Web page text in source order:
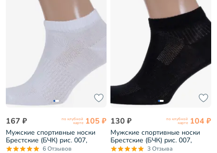
167 ₽ по клубной
карте 105 ₽
Мужские спортивные носки
Брестские (БЧК) рис. 007,
БЕЛЫЕ (14С2313)
6 Отзывов
130 ₽ по клубной
карте 104 ₽
Мужские спортивные носки
Брестские (БЧК) рис. 007,
ЧЕРНЫЕ (14С2313)
3 Отзыва